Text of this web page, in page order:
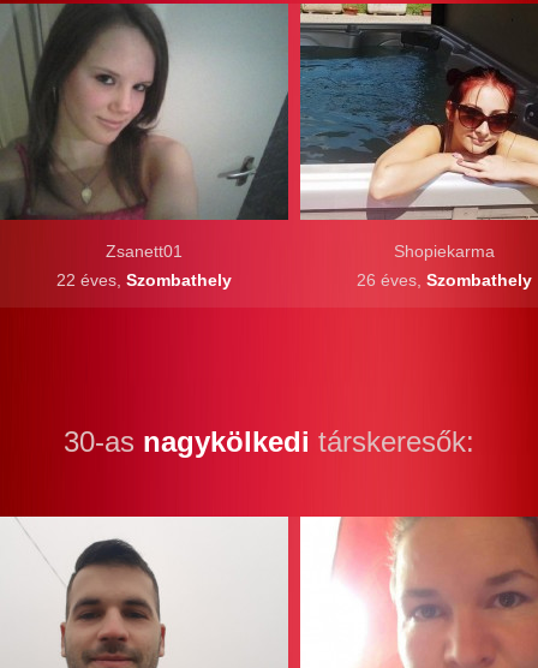
Zsanett01
22 éves, Szombathely
Shopiekarma
26 éves, Szombathely
30-as nagykölkedi társkeresők: